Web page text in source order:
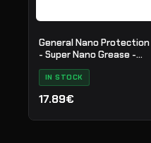
General Nano Protection
- Super Nano Grease -
Synthetic - 761034
IN STOCK
17.89€